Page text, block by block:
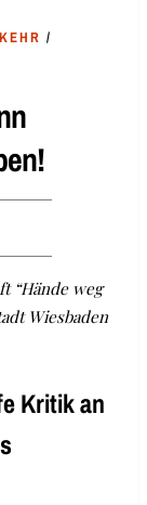
/
“Hände weg
Wiesbaden
Kritik an